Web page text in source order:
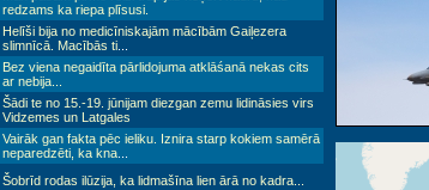
redzams ka riepa plīsusi.
Helīši bija no medicīniskajām mācībām Gaiļezera
slimnīcā. Macībās ti
Bez viena negaidīta pārlidojuma atklāśanā nekas cits
ar nebija...
Šādi te no 15.-19. jūnijam diezgan zemu lidināsies virs
Vidzemes un Latgales
Vairāk gan fakta pēc ieliku. Iznira starp kokiem samērā
neparedzēti, ka kna
Šobrīd rodas ilūzija, ka lidmašīna lien ārā no kadra...